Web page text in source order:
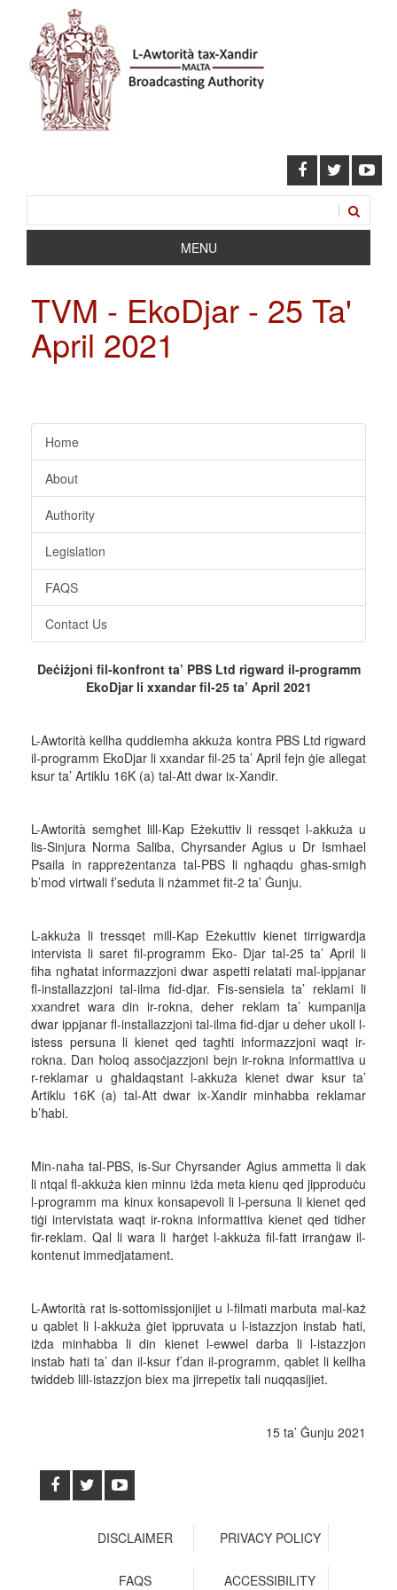
MENU
TVM - EkoDjar - 25 Ta'
April 2021
Home
About
Authority
Legislation
FAQS
Contact Us
Deċiżjoni fil-konfront ta’ PBS Ltd rigward il-programm
EkoDjar li xxandar fil-25 ta’ April 2021
L-Awtorità kellha quddiemha akkuża kontra PBS Ltd rigward
il-programm EkoDjar li xxandar fil-25 ta’ April fejn ġie allegat
ksur ta’ Artiklu 16K (a) tal-Att dwar ix-Xandir.
L-Awtorità semgħet lill-Kap Eżekuttiv li ressqet l-akkuża u
lis-Sinjura Norma Saliba, Chyrsander Agius u Dr Ismhael
Psaila in rappreżentanza tal-PBS li ngħaqdu għas-smigħ
b’mod virtwali f’seduta li nżammet fit-2 ta’ Ġunju.
L-akkuża li tressqet mill-Kap Eżekuttiv kienet tirrigwardja
intervista li saret fil-programm Eko- Djar tal-25 ta’ April li
fiha ngħatat informazzjoni dwar aspetti relatati mal-ippjanar
fl-installazzjoni tal-ilma fid-djar. Fis-sensiela ta’ reklami li
xxandret wara din ir-rokna, deher reklam ta’ kumpanija
dwar ippjanar fl-installazzjoni tal-ilma fid-djar u deher ukoll l-
istess persuna li kienet qed tagħti informazzjoni waqt ir-
rokna. Dan ħoloq assoċjazzjoni bejn ir-rokna informattiva u
r-reklamar u għaldaqstant l-akkuża kienet dwar ksur ta’
Artiklu 16K (a) tal-Att dwar ix-Xandir minħabba reklamar
b’ħabi.
Min-naħa tal-PBS, is-Sur Chyrsander Agius ammetta li dak
li ntqal fl-akkuża kien minnu iżda meta kienu qed jipproduċu
l-programm ma kinux konsapevoli li l-persuna li kienet qed
tiġi intervistata waqt ir-rokna informattiva kienet qed tidher
fir-reklam. Qal li wara li ħarġet l-akkuża fil-fatt irranġaw il-
kontenut immedjatament.
L-Awtorità rat is-sottomissjonijiet u l-filmati marbuta mal-każ
u qablet li l-akkuża ġiet ippruvata u l-istazzjon instab ħati,
iżda minħabba li din kienet l-ewwel darba li l-istazzjon
instab ħati ta’ dan il-ksur f’dan il-programm, qablet li kellha
twiddeb lill-istazzjon biex ma jirrepetix tali nuqqasijiet.
15 ta’ Ġunju 2021
DISCLAIMER PRIVACY POLICY
FAQS ACCESSIBILITY